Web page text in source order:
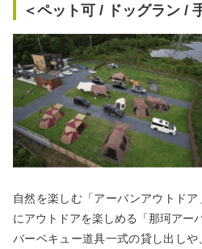
＜ペット可 / ドッグラン /
自然を楽しむ「アーバンアウトド
にアウトドアを楽しめる「那珂アー
バーベキュー道具一式の貸し出し